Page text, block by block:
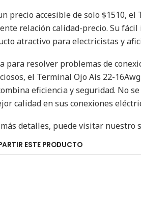
precio accesible de solo $1510,
relación calidad-precio. Su
atractivo para electricistas y
para resolver problemas de
el Terminal Ojo Ais 22-
eficiencia y seguridad. No
calidad en sus conexiones
detalles, puede visitar nuestro
ESTE PRODUCTO